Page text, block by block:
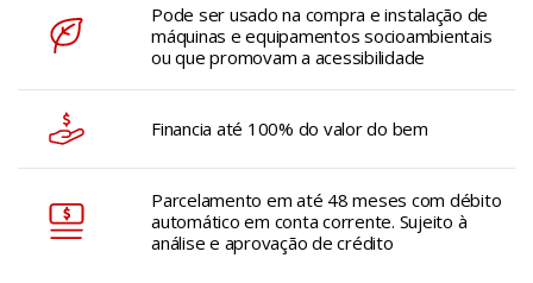
Pode ser usado na compra e instalação de
máquinas e equipamentos socioambientais
ou que promovam a acessibilidade
Financia até 100% do valor do bem
Parcelamento em até 48 meses com débito
automático em conta corrente. Sujeito à
análise e aprovação de crédito